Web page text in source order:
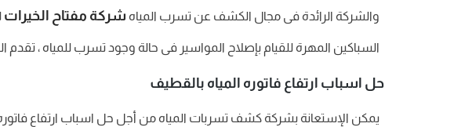
والشركة الرائدة فى مجال الكشف عن تسرب المياه شركة مفتاح الخيرات
السباكين المهرة للقيام بإصلاح المواسير فى حالة وجود تسرب للمياه ، تقدم
حل اسباب ارتفاع فاتوره المياه بالقطيف
يمكن الإستعانة بشركة كشف تسربات المياه من أجل حل اسباب ارتفاع